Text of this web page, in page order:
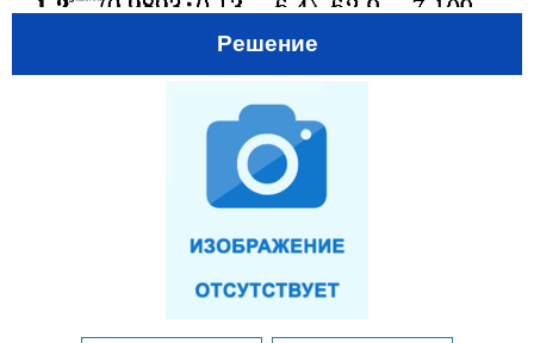
Решение